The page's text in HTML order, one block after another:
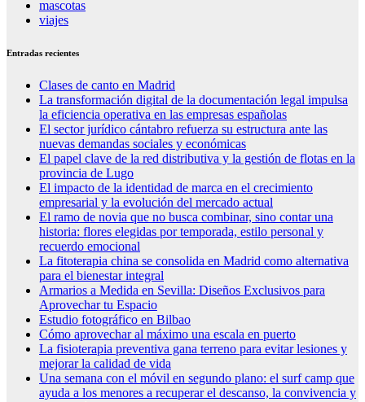
mascotas
viajes
Entradas recientes
Clases de canto en Madrid
La transformación digital de la documentación legal impulsa
la eficiencia operativa en las empresas españolas
El sector jurídico cántabro refuerza su estructura ante las
nuevas demandas sociales y económicas
El papel clave de la red distributiva y la gestión de flotas en la
provincia de Lugo
El impacto de la identidad de marca en el crecimiento
empresarial y la evolución del mercado actual
El ramo de novia que no busca combinar, sino contar una
historia: flores elegidas por temporada, estilo personal y
recuerdo emocional
La fitoterapia china se consolida en Madrid como alternativa
para el bienestar integral
Armarios a Medida en Sevilla: Diseños Exclusivos para
Aprovechar tu Espacio
Estudio fotográfico en Bilbao
Cómo aprovechar al máximo una escala en puerto
La fisioterapia preventiva gana terreno para evitar lesiones y
mejorar la calidad de vida
Una semana con el móvil en segundo plano: el surf camp que
ayuda a los menores a recuperar el descanso, la convivencia y